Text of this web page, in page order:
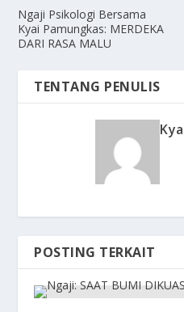
Ngaji Psikologi Bersama
Kyai Pamungkas: MERDEKA
DARI RASA MALU
TENTANG PENULIS
POSTING TERKAIT